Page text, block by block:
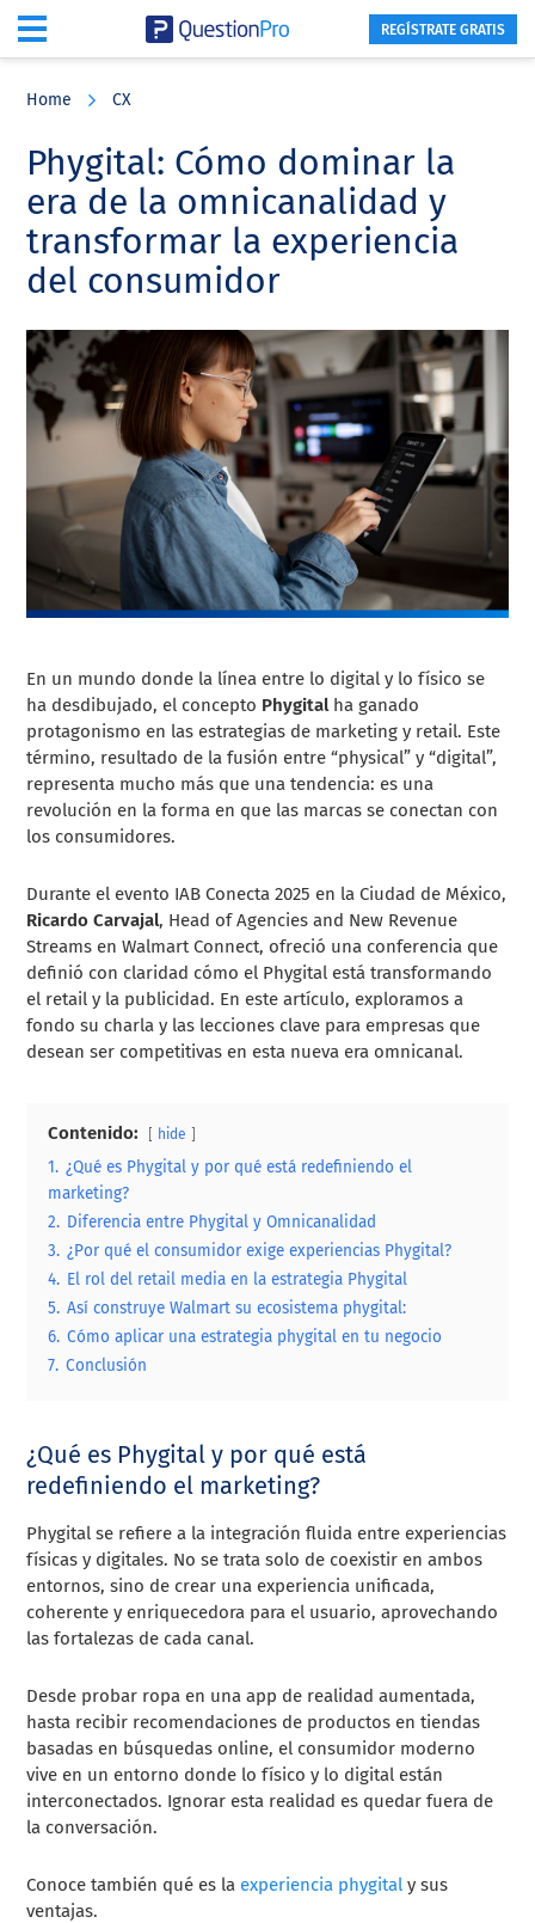
content
sidebar
REGÍSTRATE GRATIS
Home CX
Phygital: Cómo dominar la
era de la omnicanalidad y
transformar la experiencia
del consumidor
En un mundo donde la línea entre lo digital y lo físico se
ha desdibujado, el concepto Phygitalha ganado
protagonismo en las estrategias de marketing y retail. Este
término, resultado de la fusión entre “physical” y “digital”,
representa mucho más que una tendencia: es una
revolución en la forma en que las marcas se conectan con
los consumidores.
Durante el evento IAB Conecta 2025 en la Ciudad de México,
Ricardo Carvajal, Head of Agencies and New Revenue
Streams en Walmart Connect, ofreció una conferencia que
definió con claridad cómo el Phygital está transformando
el retail y la publicidad. En este artículo, exploramos a
fondo su charla y las lecciones clave para empresas que
desean ser competitivas en esta nueva era omnicanal.
Contenido: hide
1. ¿Qué es Phygital y por qué está redefiniendo el
marketing?
2. Diferencia entre Phygital y Omnicanalidad
3. ¿Por qué el consumidor exige experiencias Phygital?
4. El rol del retail media en la estrategia Phygital
5. Así construye Walmart su ecosistema phygital:
6. Cómo aplicar una estrategia phygital en tu negocio
7. Conclusión
¿Qué es Phygital y por qué está
redefiniendo el marketing?
Phygital se refiere a la integración fluida entre experiencias
físicas y digitales. No se trata solo de coexistir en ambos
entornos, sino de crear una experiencia unificada,
coherente y enriquecedora para el usuario, aprovechando
las fortalezas de cada canal.
Desde probar ropa en una app de realidad aumentada,
hasta recibir recomendaciones de productos en tiendas
basadas en búsquedas online, el consumidor moderno
vive en un entorno donde lo físico y lo digital están
interconectados. Ignorar esta realidad es quedar fuera de
la conversación.
Conoce también qué es la experiencia phygital y sus
ventajas.